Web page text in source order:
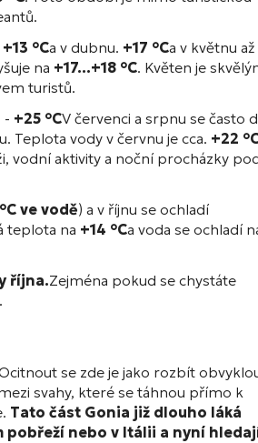
+13 °Ca v dubnu. +17 °Ca v květnu
na +17...+18 °C. Květen je
turistů.
- +25 °CV červenci a srpnu se často
Teplota vody v červnu je cca. +22
vodní aktivity a noční procházky
ve vodě) a v říjnu se ochladí
teplota na +14 °Ca voda se ochladí
října.Zejména pokud se chystáte
se zde je jako rozbít
svahy, které se táhnou přímo k
Tato část Gonia již dlouho láká
pobřeží nebo v Itálii a nyní